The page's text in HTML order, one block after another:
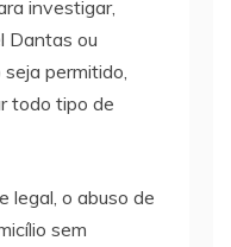
investigar,
Dantas ou
permitido,
todo tipo de
legal, o abuso de
sem